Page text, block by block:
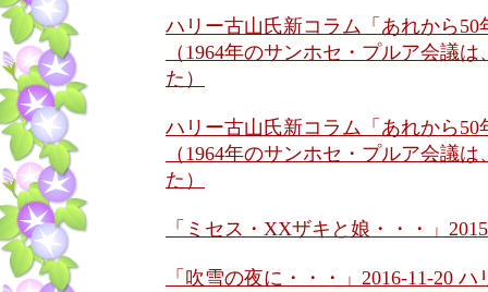
ハリー古山氏新コラム「あれから
（1964年のサンホセ・プルア会議
た）
ハリー古山氏新コラム「あれから
（1964年のサンホセ・プルア会議
た）
「ミセス・XXザキと娘・・・」
「吹雪の夜に・・・」2016-11-20 ハ